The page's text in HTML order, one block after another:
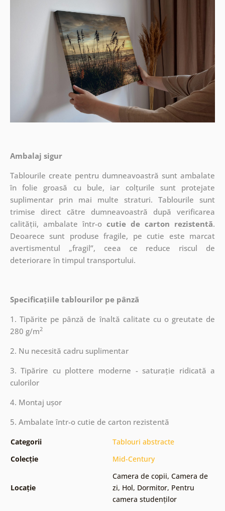
Ambalaj sigur
Tablourile create pentru dumneavoastră sunt ambalate
în folie groasă cu bule, iar colțurile sunt protejate
suplimentar prin mai multe straturi.Tablourile sunt
trimise direct către dumneavoastră după verificarea
calității, ambalate într-o cutie de carton rezistentă.
Deoarece sunt produse fragile, pe cutie este marcat
avertismentul „fragil”, ceea ce reduce riscul de
deteriorare în timpul transportului.
Specificațiile tablourilor pe pânză
1. Tipărite pe pânză de înaltă calitate cu o greutate de
280 g/m2
2. Nu necesită cadru suplimentar
3. Tipărire cu plottere moderne - saturație ridicată a
culorilor
4. Montaj ușor
5. Ambalate într-o cutie de carton rezistentă
Categorii
Tablouri abstracte
Colecție
Mid-Century
Locație
Camera de copii, Camera de
zi, Hol, Dormitor, Pentru
camera studenților